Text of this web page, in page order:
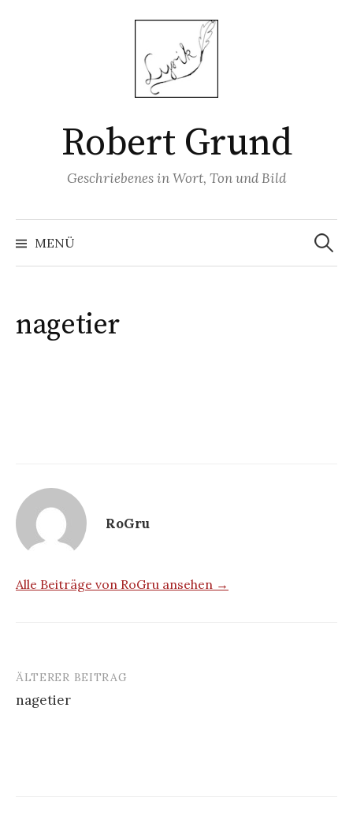
Robert Grund
Geschriebenes in Wort, Ton und Bild
MENÜ
Suchen
nach:
nagetier
RoGru
Alle Beiträge von RoGru ansehen →
Beitrags-
Navigation
ÄLTERER BEITRAG
nagetier